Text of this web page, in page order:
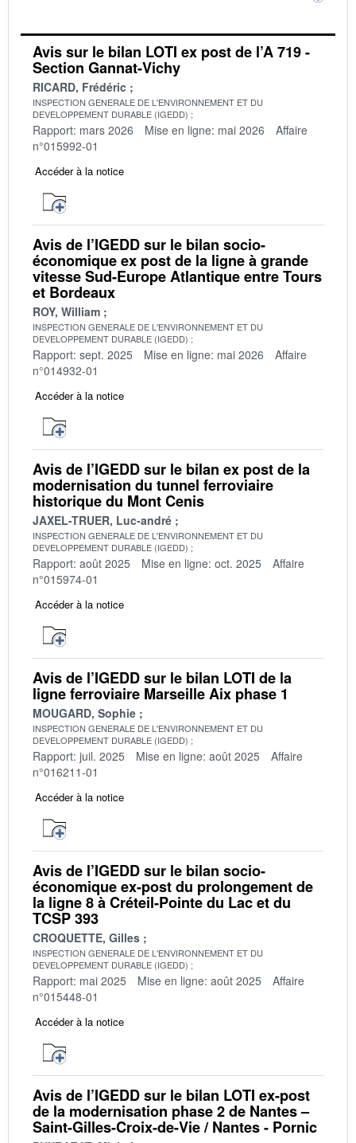
Avis sur le bilan LOTI ex post de l’A 719 -
Section Gannat-Vichy
RICARD, Frédéric
INSPECTION GENERALE DE L'ENVIRONNEMENT ET DU
DEVELOPPEMENT DURABLE (IGEDD)
Rapport: mars 2026 Mise en ligne: mai 2026
Affaire
n°015992-01
Accéder à la notice
Avis de l’IGEDD sur le bilan socio-
économique ex post de la ligne à grande
vitesse Sud-Europe Atlantique entre Tours
et Bordeaux
ROY, William
INSPECTION GENERALE DE L'ENVIRONNEMENT ET DU
DEVELOPPEMENT DURABLE (IGEDD)
Rapport: sept. 2025 Mise en ligne: mai 2026
Affaire
n°014932-01
Accéder à la notice
Avis de l’IGEDD sur le bilan ex post de la
modernisation du tunnel ferroviaire
historique du Mont Cenis
JAXEL-TRUER, Luc-andré
INSPECTION GENERALE DE L'ENVIRONNEMENT ET DU
DEVELOPPEMENT DURABLE (IGEDD)
Rapport: août 2025 Mise en ligne: oct. 2025
Affaire
n°015974-01
Accéder à la notice
Avis de l’IGEDD sur le bilan LOTI de la
ligne ferroviaire Marseille Aix phase 1
MOUGARD, Sophie
INSPECTION GENERALE DE L'ENVIRONNEMENT ET DU
DEVELOPPEMENT DURABLE (IGEDD)
Rapport: juil. 2025 Mise en ligne: août 2025
Affaire
n°016211-01
Accéder à la notice
Avis de l’IGEDD sur le bilan socio-
économique ex-post du prolongement de
la ligne 8 à Créteil-Pointe du Lac et du
TCSP 393
CROQUETTE, Gilles
INSPECTION GENERALE DE L'ENVIRONNEMENT ET DU
DEVELOPPEMENT DURABLE (IGEDD)
Rapport: mai 2025 Mise en ligne: août 2025
Affaire
n°015448-01
Accéder à la notice
Avis de l’IGEDD sur le bilan LOTI ex-post
de la modernisation phase 2 de Nantes –
Saint-Gilles-Croix-de-Vie / Nantes - Pornic